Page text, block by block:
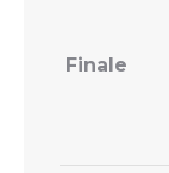
Finale